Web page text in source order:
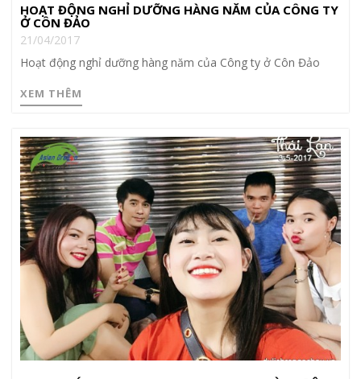
HOẠT ĐỘNG NGHỈ DƯỠNG HÀNG NĂM CỦA CÔNG TY
Ở CÔN ĐẢO
21/04/2017
Hoạt động nghỉ dưỡng hàng năm của Công ty ở Côn Đảo
XEM THÊM